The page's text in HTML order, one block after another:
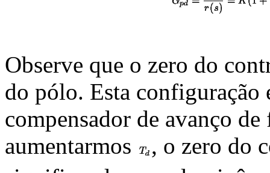
Observe que o zero do
do pólo. Esta configuração
compensador de avanço
aumentarmos
, o zero do